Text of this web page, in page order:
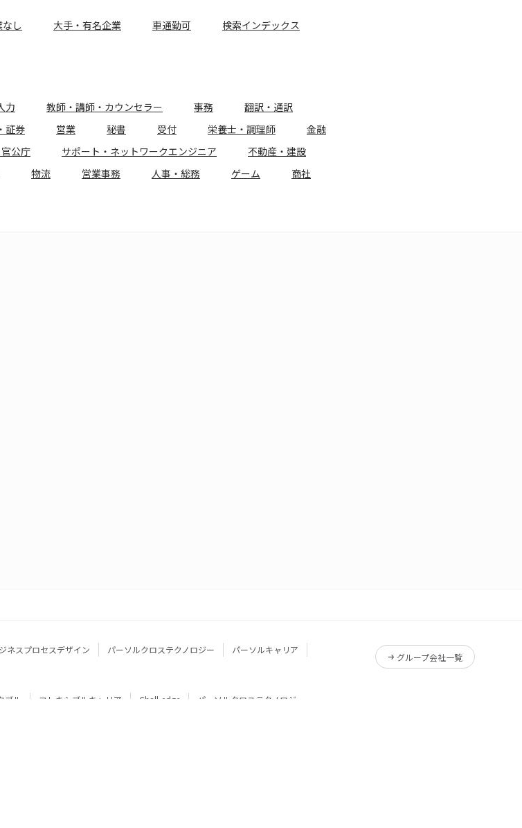
し 大手・有名企業 車通勤可 検索インデックス
力 教師・講師・カウンセラー 事務
翻訳・通訳
証券 営業 秘書 受付 栄養士・調理師
金融
公庁 サポート・ネットワークエンジニア
不動産・建設
物流 営業事務 人事・総務 ゲーム
商社
ネスプロセスデザイン パーソルクロステクノロジー
パーソルキャリア
グループ会社一覧
ブル フレキシブルキャリア Chall-edge
パーソルクロステクノロジー